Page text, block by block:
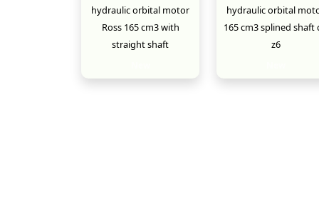
hydraulic orbital motor
Ross 165 cm3 with
straight shaft
hydraulic orbital
165 cm3 splined shaft
z6